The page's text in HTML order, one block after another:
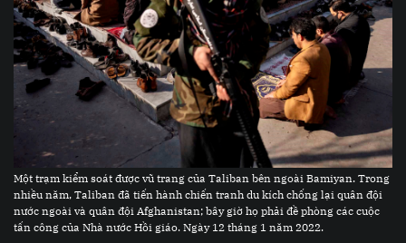
Một trạm kiểm soát được vũ trang của Taliban bên ngoài Bamiyan. Trong
nhiều năm, Taliban đã tiến hành chiến tranh du kích chống lại quân đội
nước ngoài và quân đội Afghanistan; bây giờ họ phải đề phòng các cuộc
tấn công của Nhà nước Hồi giáo. Ngày 12 tháng 1 năm 2022.